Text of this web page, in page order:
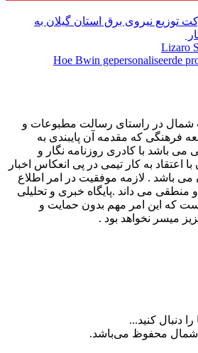
توزیع نیروی برق استان گیلان به
Lizaro
Hoe Bwin gepersonaliseerde
شمال در راستای رسالت مطبوعات و
فرهنگی که مقدمه آن پایبندی به
می باشد با کادری روزنامه نگار و
اعتقاد به کار تیمی در پی انعکاس اخبار
می باشد . لازمه موفقیت در امر اطلاع
منطقی می داند .پایگاه خبری و تحلیلی
که این امر مهم بدون حمایت و
میسر نخواهد بود .
دنبال کنید...
شمال محفوظ می‌باشد.